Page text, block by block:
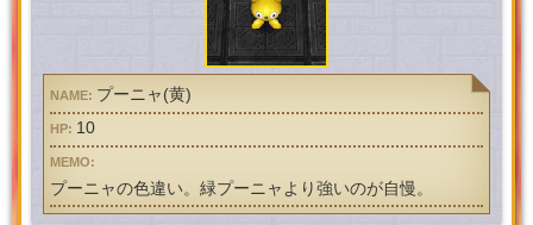
プーニャ(黄)
10
プーニャの色違い。緑プーニャより強いのが自慢。